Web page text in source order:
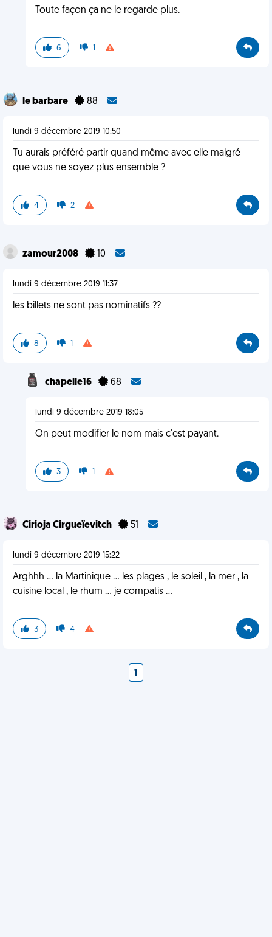
Toute façon ça ne le regarde plus.
6 1
le barbare 88
lundi 9 décembre 2019 10:50
Tu aurais préféré partir quand même avec elle malgré
que vous ne soyez plus ensemble ?
4 2
zamour2008 10
lundi 9 décembre 2019 11:37
les billets ne sont pas nominatifs ??
8 1
chapelle16 68
lundi 9 décembre 2019 18:05
On peut modifier le nom mais c'est payant.
3 1
Cirioja Cirgueïevitch 51
lundi 9 décembre 2019 15:22
Arghhh ... la Martinique ... les plages , le soleil , la mer , la
cuisine local , le rhum ... je compatis ...
3 4
1